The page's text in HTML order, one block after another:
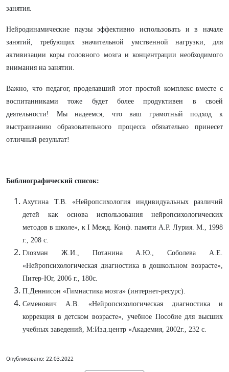
занятия.
Нейродинамические паузы эффективно использовать и в начале
занятий, требующих значительной умственной нагрузки, для
активизации коры головного мозга и концентрации необходимого
внимания на занятии.
Важно, что педагог, проделавший этот простой комплекс вместе с
воспитанниками тоже будет более продуктивен в своей
деятельности! Мы надеемся, что ваш грамотный подход к
выстраиванию образовательного процесса обязательно принесет
отличный результат!
Библиографический список:
Ахутина Т.В. «Нейропсихология индивидуальных различий
детей как основа использования нейропсихологических
методов в школе», к I Межд. Конф. памяти А.Р. Лурия. М., 1998
г., 208 с.
Глозман Ж.И., Потанина А.Ю., Соболева А.Е.
«Нейропсихологическая диагностика в дошкольном возрасте»,
Питер-Юг, 2006 г., 180с.
П.Деннисон «Гимнастика мозга» (интернет-ресурс).
Семенович А.В. «Нейропсихологическая диагностика и
коррекция в детском возрасте», учебное Пособие для высших
учебных заведений, М:Изд.центр «Академия, 2002г., 232 с.
Опубликовано: 22.03.2022